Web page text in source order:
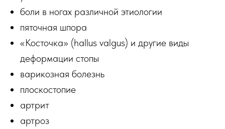
боли в ногах различной этиологии
пяточная шпора
«Косточка» (hallus valgus) и другие виды
деформации стопы
варикозная болезнь
плоскостопие
артрит
артроз